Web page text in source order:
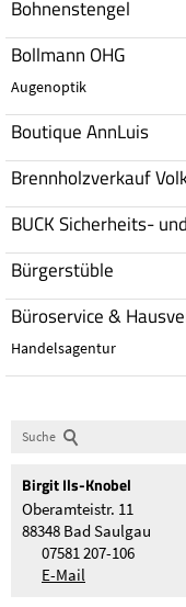
Bohnenstengel
Bollmann OHG
Augenoptik
Boutique AnnLuis
Brennholzverkauf
BUCK Sicherheits-
Bürgerstüble
Büroservice &
Handelsagentur
Suche
BirgitIls-Knobel
Oberamteistr. 11
88348 Bad Saulgau
07581 207-106
E-Mail